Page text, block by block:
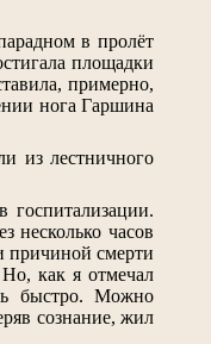
в пролёт
площадки
примерно,
нога Гаршина
из лестничного
госпитализации.
несколько часов
причиной смерти
как я отмечал
быстро. Можно
сознание, жил